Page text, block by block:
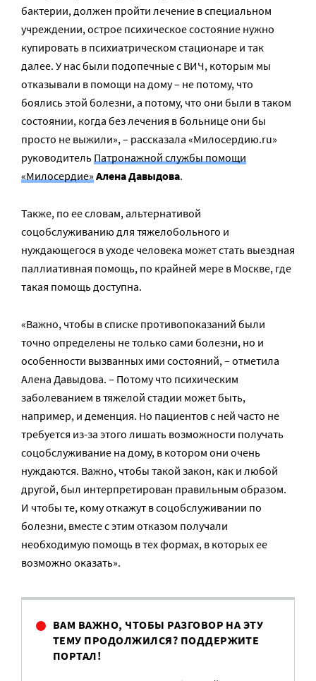
бактерии, должен пройти лечение в специальном
учреждении, острое психическое состояние нужно
купировать в психиатрическом стационаре и так
далее. У нас были подопечные с ВИЧ, которым мы
отказывали в помощи на дому – не потому, что
боялись этой болезни, а потому, что они были в таком
состоянии, когда без лечения в больнице они бы
просто не выжили», – рассказала «Милосердию.ru»
руководительПатронажной службы помощи
«Милосердие»Алена Давыдова.
Также, по ее словам, альтернативой
соцобслуживанию для тяжелобольного и
нуждающегося в уходе человека может стать выездная
паллиативная помощь, по крайней мере в Москве, где
такая помощь доступна.
«Важно, чтобы в списке противопоказаний были
точно определены не только сами болезни, но и
особенности вызванных ими состояний, – отметила
Алена Давыдова. – Потому что психическим
заболеванием в тяжелой стадии может быть,
например, и деменция. Но пациентов с ней часто не
требуется из-за этого лишать возможности получать
соцобслуживание на дому, в котором они очень
нуждаются. Важно, чтобы такой закон, как и любой
другой, был интерпретирован правильным образом.
И чтобы те, кому откажут в соцобслуживании по
болезни, вместе с этим отказом получали
необходимую помощь в тех формах, в которых ее
возможно оказать».
ВАМ ВАЖНО, ЧТОБЫ РАЗГОВОР НА ЭТУ
ТЕМУ ПРОДОЛЖИЛСЯ? ПОДДЕРЖИТЕ
ПОРТАЛ!